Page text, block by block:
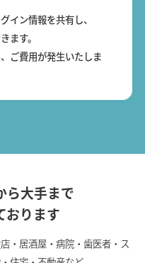
イン情報を共有し、
ます。
ご費用が発生いたしま
ら大手まで
おります
・居酒屋・病院・歯医者・ス